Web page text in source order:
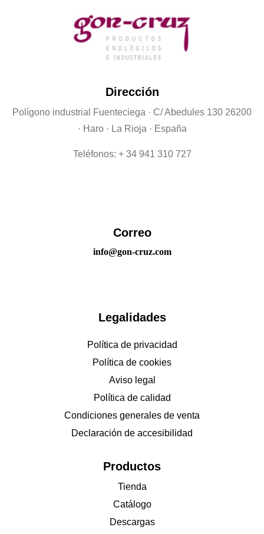
Dirección
Polígono industrial Fuenteciega · C/ Abedules 130 26200
· Haro · La Rioja · España
Teléfonos: + 34 941 310 727
Correo
info@gon-cruz.com
Legalidades
Política de privacidad
Política de cookies
Aviso legal
Política de calidad
Condiciones generales de venta
Declaración de accesibilidad
Productos
Tienda
Catálogo
Descargas